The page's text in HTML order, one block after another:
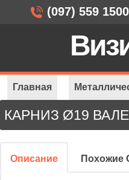
КАРНИЗ Ø19
Описание Похожие
Главная
Карнизы Ø 19 мм
(097) 559 1500